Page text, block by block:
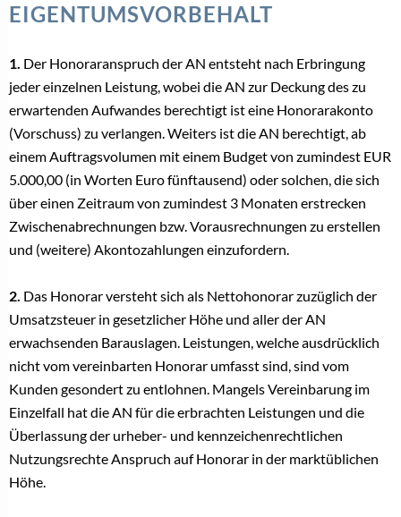
EIGENTUMSVORBEHALT
1. Der Honoraranspruch der AN entsteht nach Erbringung
jeder einzelnen Leistung, wobei die AN zur Deckung des zu
erwartenden Aufwandes berechtigt ist eine Honorarakonto
(Vorschuss) zu verlangen. Weiters ist die AN berechtigt, ab
einem Auftragsvolumen mit einem Budget von zumindest EUR
5.000,00 (in Worten Euro fünftausend) oder solchen, die sich
über einen Zeitraum von zumindest 3 Monaten erstrecken
Zwischenabrechnungen bzw. Vorausrechnungen zu erstellen
und (weitere) Akontozahlungen einzufordern.
2. Das Honorar versteht sich als Nettohonorar zuzüglich der
Umsatzsteuer in gesetzlicher Höhe und aller der AN
erwachsenden Barauslagen. Leistungen, welche ausdrücklich
nicht vom vereinbarten Honorar umfasst sind, sind vom
Kunden gesondert zu entlohnen. Mangels Vereinbarung im
Einzelfall hat die AN für die erbrachten Leistungen und die
Überlassung der urheber- und kennzeichenrechtlichen
Nutzungsrechte Anspruch auf Honorar in der marktüblichen
Höhe.